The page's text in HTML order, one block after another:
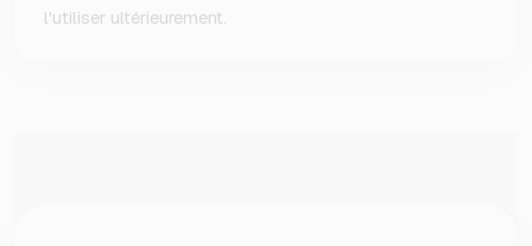
l'utiliser ultérieurement.